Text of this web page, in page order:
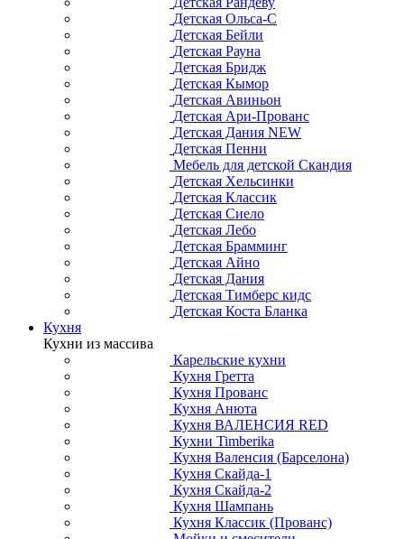
Детская Ольса-С
Детская Бейли
Детская Рауна
Детская Бридж
Детская Кымор
Детская Авиньон
Детская Ари-Прованс
Детская Дания NEW
Детская Пенни
Мебель для детской Скандия
Детская Хельсинки
Детская Классик
Детская Сиело
Детская Лебо
Детская Брамминг
Детская Айно
Детская Дания
Детская Тимберс кидс
Детская Коста Бланка
Кухня
Кухни из массива
Карельские кухни
Кухня Гретта
Кухня Прованс
Кухня Анюта
Кухня ВАЛЕНСИЯ RED
Кухни Timberika
Кухня Валенсия (Барселона)
Кухня Скайда-1
Кухня Скайда-2
Кухня Шампань
Кухня Классик (Прованс)